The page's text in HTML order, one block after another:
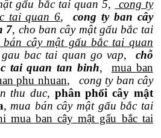
gấu bắc tai quan 5,
cong ty
tai quan 6,
cong ty ban cây
7, cho ban cây mật gấu bắc tai
cây mật gấu bắc tai quan
bac tai quan go vap, chỗ
tai quan tan binh,mua ban
phu nhuan,
cong ty ban cây
thu duc, phân phối cây mật
, mua bán cây mật gấu bắc tai
mua ban cây mật gấu bắc tai